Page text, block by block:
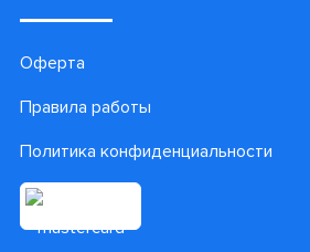
Оферта
Правила работы
Политика конфиденциальности